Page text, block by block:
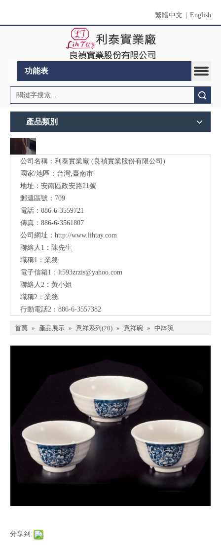
繁體中文 English
功能表
產品類別
公司名稱：利泰實業廠 (良禎實業股份有限公司)
國家/地區：台灣,臺南市
地址：安南區政安路21號
郵遞區號：709
電話：886-6-3559721
傳真：886-6-3561807
公司網址： http://www.lihtay.com
聯絡人1：陳先生
職稱1：業務
電子信箱1：lt593zrzis@yahoo.com
聯絡人2：黃小姐
職稱2：業務
行動電話2：886-6-3557382
首頁 » 產品展示 » 意祥系列(20) » 意祥碗 » 中缽碗
分享到: